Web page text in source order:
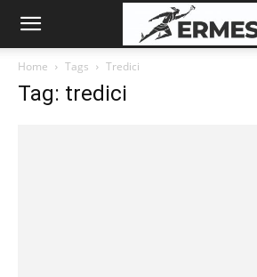
Home Tags Tredici
Tag: tredici